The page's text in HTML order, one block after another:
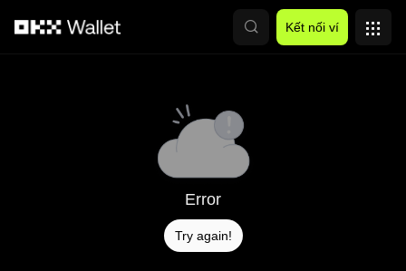
Kết nối ví
Error
Try again!